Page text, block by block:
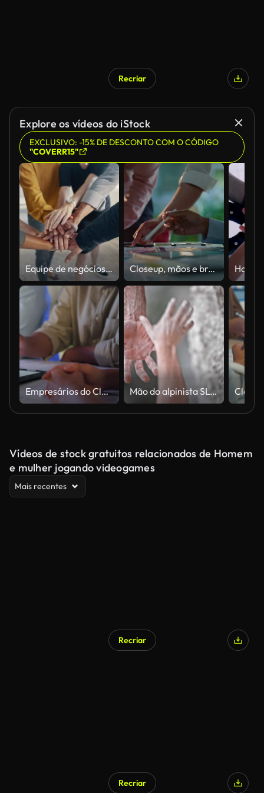
Recriar
Explore os vídeos do iStock
EXCLUSIVO: -15% DE DESCONTO COM O CÓDIGO
"COVERR15"
Equipe de negócios mostrando unidade Closeup, mãos e brainstorming com empresários, planejamento e ideias com projeto, pesquisa e tecnologia. Equipe, grupo e criativo com trabalho em equipe, colaboração e cooperação com solução
Empresários do Closeup Group Asia falam sobre a noite de workshops de gestão de riscos ESG, ODS, aquecimento global, finanças e investimentos verdes e estilo de vida de desperdício líquido zero no prédio de treinamento da sala de reuniões. Mão do alpinista SLO MO LD masculino e feminino, abraçados
Vídeos de stock gratuitos relacionados de Homem
e mulher jogando videogames
Mais recentes
Recriar
Recriar